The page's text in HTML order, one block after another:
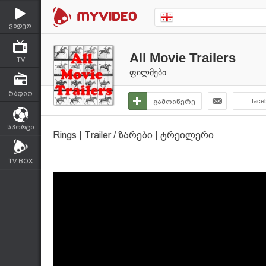
ვიდეო
TV
რადიო
სპორტი
TV BOX
All Movie Trailers
ფილმები
გამოიწერე
Rings | Trailer / ზარები | ტრეილერი